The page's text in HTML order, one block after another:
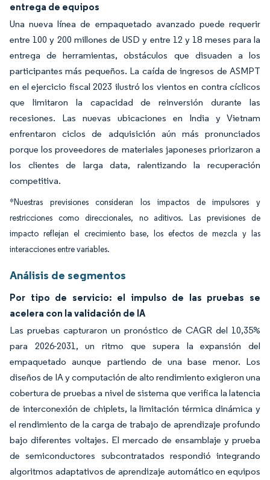
entrega de equipos
Una nueva línea de empaquetado avanzado puede requerir
entre 100 y 200 millones de USD y entre 12 y 18 meses para la
entrega de herramientas, obstáculos que disuaden a los
participantes más pequeños. La caída de ingresos de ASMPT
en el ejercicio fiscal 2023 ilustró los vientos en contra cíclicos
que limitaron la capacidad de reinversión durante las
recesiones. Las nuevas ubicaciones en India y Vietnam
enfrentaron ciclos de adquisición aún más pronunciados
porque los proveedores de materiales japoneses priorizaron a
los clientes de larga data, ralentizando la recuperación
competitiva.
*Nuestras previsiones consideran los impactos de impulsores y
restricciones como direccionales, no aditivos. Las previsiones de
impacto reflejan el crecimiento base, los efectos de mezcla y las
interacciones entre variables.
Análisis de segmentos
Por tipo de servicio: el impulso de las pruebas se
acelera con la validación de IA
Las pruebas capturaron un pronóstico de CAGR del 10,35%
para 2026-2031, un ritmo que supera la expansión del
empaquetado aunque partiendo de una base menor. Los
diseños de IA y computación de alto rendimiento exigieron una
cobertura de pruebas a nivel de sistema que verifica la latencia
de interconexión de chiplets, la limitación térmica dinámica y
el rendimiento de la carga de trabajo de aprendizaje profundo
bajo diferentes voltajes. El mercado de ensamblaje y prueba
de semiconductores subcontratados respondió integrando
algoritmos adaptativos de aprendizaje automático en equipos